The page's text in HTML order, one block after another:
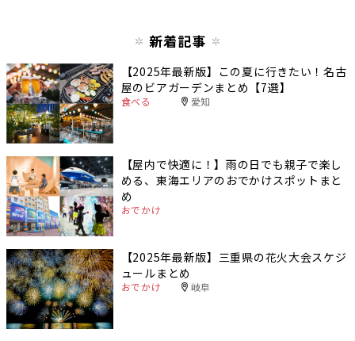
新着記事
【2025年最新版】この夏に行きたい！名古
屋のビアガーデンまとめ【7選】
食べる 愛知
【屋内で快適に！】雨の日でも親子で楽し
める、東海エリアのおでかけスポットまと
め
おでかけ
【2025年最新版】三重県の花火大会スケジ
ュールまとめ
おでかけ 岐阜